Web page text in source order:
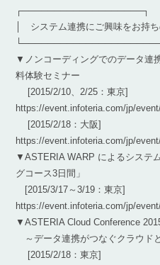
┌───────────────────┐
│ システム連携にご興味をお持
▼ノンコーディングでのデータ連
料体験セミナー
[2015/2/10、2/25：東京]
https://event.infoteria.com/jp/
[2015/2/18：大阪]
https://event.infoteria.com/jp/
▼ASTERIA WARP によるシステ
グコース3日間」
[2015/3/17～3/19：東京]
https://event.infoteria.com/jp/
▼ASTERIA Cloud Conference
～データ連携がつなぐクラウド
[2015/2/18：東京]